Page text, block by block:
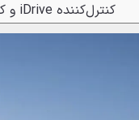
کنترل‌کننده iDrive و کنترل ورودی هوا از دیگر ویژگی‌های کابین X7 هستند.